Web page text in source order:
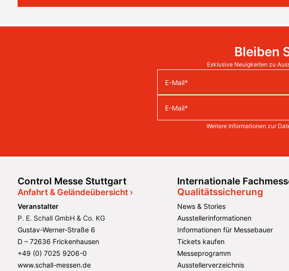
Bleiben
Exklusive Neuigkeiten zu
Weitere Informationen zur
Control Messe Stuttgart
Anfahrt & Geländeübersicht ›
Veranstalter
P. E. Schall GmbH & Co. KG
Gustav-Werner-Straße 6
D – 72636 Frickenhausen
+49 (0) 7025 9206-0
www.schall-messen.de
Internationale
Qualitätssicherung
News & Stories
Ausstellerinformationen
Informationen für Messebauer
Tickets kaufen
Messeprogramm
Ausstellerverzeichnis